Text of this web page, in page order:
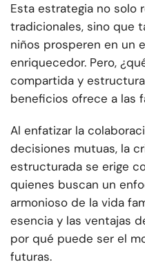
Esta estrategia no solo
tradicionales, sino que
niños prosperen en un
enriquecedor. Pero,
compartida y
beneficios ofrece a las
Al enfatizar la
decisiones mutuas, la
estructurada se erige
quienes buscan un
armonioso de la vida
esencia y las ventajas
por qué puede ser el
futuras.